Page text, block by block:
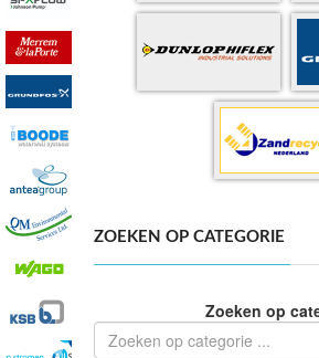
ZOEKEN OP CATEGORIE
Zoeken op